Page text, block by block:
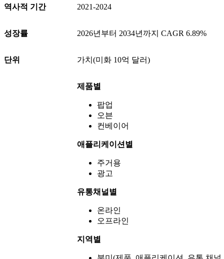
역사적 기간 2021-2024
성장률 2026년부터 2034년까지 CAGR 6.89%
단위 가치(미화 10억 달러)
제품별
팝업
오븐
컨베이어
애플리케이션별
주거용
광고
유통채널별
온라인
오프라인
지역별